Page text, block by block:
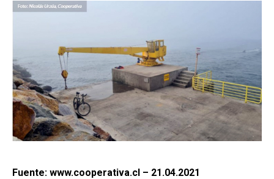
Fuente: www.cooperativa.cl – 21.04.2021